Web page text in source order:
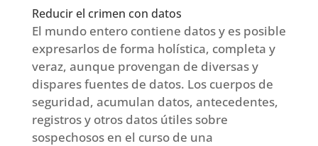
Reducir el crimen con datos
El mundo entero contiene datos y es posible
expresarlos de forma holística, completa y
veraz, aunque provengan de diversas y
dispares fuentes de datos. Los cuerpos de
seguridad, acumulan datos, antecedentes,
registros y otros datos útiles sobre
sospechosos en el curso de una